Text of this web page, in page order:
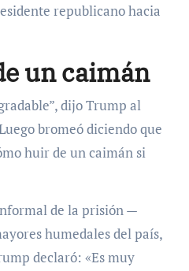
republicano hacia
un caimán
dijo Trump al
bromeó diciendo que
huir de un caimán si
de la prisión —
humedales del país,
declaró: «Es muy